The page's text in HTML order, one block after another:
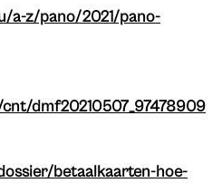
a-z/pano/2021/pano-
dmf20210507_97478909
betaalkaarten-hoe-